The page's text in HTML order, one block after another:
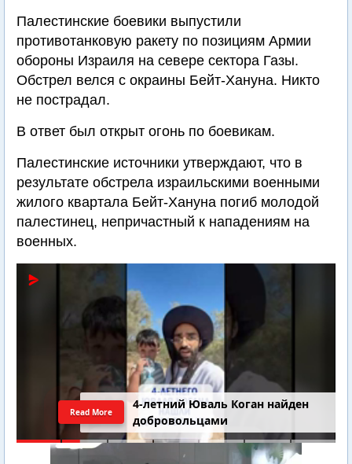
Палестинские боевики выпустили
противотанковую ракету по позициям Армии
обороны Израиля на севере сектора Газы.
Обстрел велся с окраины Бейт-Хануна. Никто
не пострадал.
В ответ был открыт огонь по боевикам.
Палестинские источники утверждают, что в
результате обстрела израильскими военными
жилого квартала Бейт-Хануна погиб молодой
палестинец, непричастный к нападениям на
военных.
4-летний Юваль Коган найден
добровольцами
Read More